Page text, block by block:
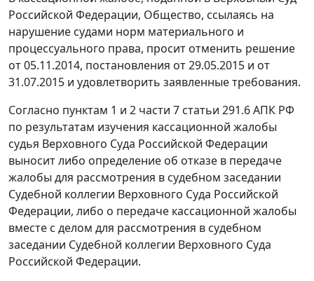
Российской Федерации, Общество, ссылаясь на
нарушение судами норм материального и
процессуального права, просит отменить решение
от 05.11.2014, постановления от 29.05.2015 и от
31.07.2015 и удовлетворить заявленные требования.
Согласно пунктам 1 и 2 части 7 статьи 291.6АПК РФ
по результатам изучения кассационной жалобы
судья Верховного Суда Российской Федерации
выносит либо определение об отказе в передаче
жалобы для рассмотрения в судебном заседании
Судебной коллегии Верховного Суда Российской
Федерации, либо о передаче кассационной жалобы
вместе с делом для рассмотрения в судебном
заседании Судебной коллегии Верховного Суда
Российской Федерации.